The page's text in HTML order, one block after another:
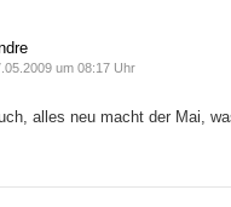
um 08:17 Uhr
alles neu macht der Mai,